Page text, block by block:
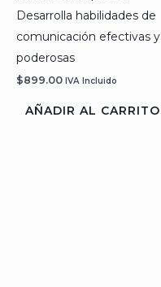
Desarrolla habilidades de
comunicación efectivas y
poderosas
$899.00 IVA Incluido
AÑADIR AL CARRITO